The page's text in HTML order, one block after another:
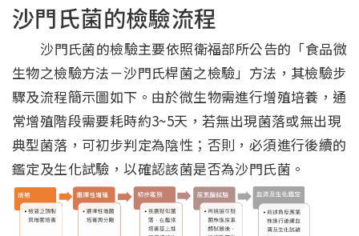
沙門氏菌的檢驗流程
沙門氏菌的檢驗主要依照衛福部所公告的「食品微
生物之檢驗方法－沙門氏桿菌之檢驗」方法，其檢驗步
驟及流程簡示圖如下。由於微生物需進行增殖培養，通
常增殖階段需要耗時約3~5天，若無出現菌落或無出現
典型菌落，可初步判定為陰性；否則，必須進行後續的
鑑定及生化試驗，以確認該菌是否為沙門氏菌。